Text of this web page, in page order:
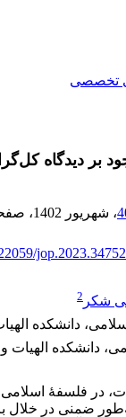
تخصصی
بر دیدگاه
، شهریور 1402 ،
شکر 2
دانشکده
دانشکده الهیات
در فلسفۀ
ضمنی در